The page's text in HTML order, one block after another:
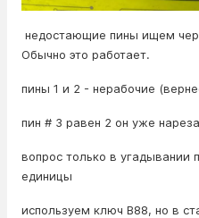
недостающие пины ищем
Обычно это работает.
пины 1 и 2 - нерабочие
пин # 3 равен 2 он уже
вопрос только в угадывании
единицы
используем ключ B88, но в